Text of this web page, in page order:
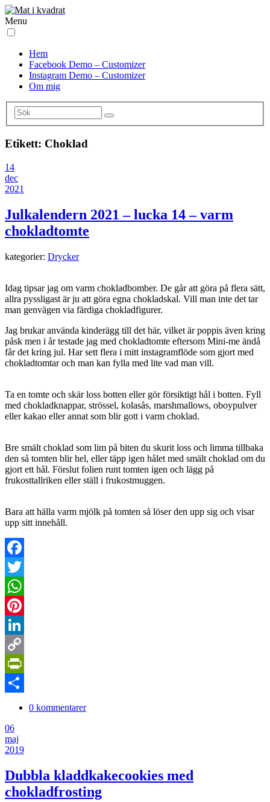
Menu
Hem
Facebook Demo – Customizer
Instagram Demo – Customizer
Om mig
Etikett: Choklad
14
dec
2021
Julkalendern 2021 – lucka 14 – varm
chokladtomte
kategorier: Drycker
Idag tipsar jag om varm chokladbomber. De går att göra på flera sätt,
allra pyssligast är ju att göra egna chokladskal. Vill man inte det tar
man genvägen via färdiga chokladfigurer.
Jag brukar använda kinderägg till det här, vilket är poppis även kring
påsk men i år testade jag med chokladtomte eftersom Mini-me ändå
får det kring jul. Har sett flera i mitt instagramflöde som gjort med
chokladtomtar och man kan fylla med lite vad man vill.
Ta en tomte och skär loss botten eller gör försiktigt hål i botten. Fyll
med chokladknappar, strössel, kolasås, marshmallows, oboypulver
eller kakao eller annat som blir gott i varm choklad.
Bre smält choklad som lim på biten du skurit loss och limma tillbaka
den så tomten blir hel, eller täpp igen hålet med smält choklad om du
gjort ett hål. Förslut folien runt tomten igen och lägg på
frukosttallriken eller ställ i frukostmuggen.
Bara att hälla varm mjölk på tomten så löser den upp sig och visar
upp sitt innehåll.
Facebook
Twitter
WhatsApp
Pinterest
LinkedIn
Copy
Link
PrintFriendly
0 kommentarer
06
maj
2019
Dubbla kladdkakecookies med
chokladfrosting